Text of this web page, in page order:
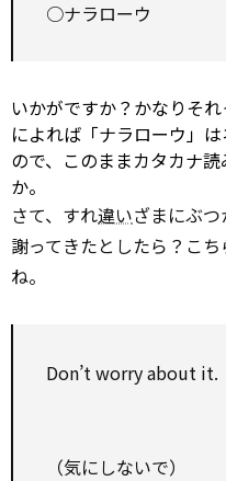
○ナラローウ
いかがですか？かなりそ
によれば「ナラローウ」
ので、このままカタカナ
か。
さて、すれ違いざまにぶ
謝ってきたとしたら？こ
ね。
Don’t worry about it.
（気にしないで）